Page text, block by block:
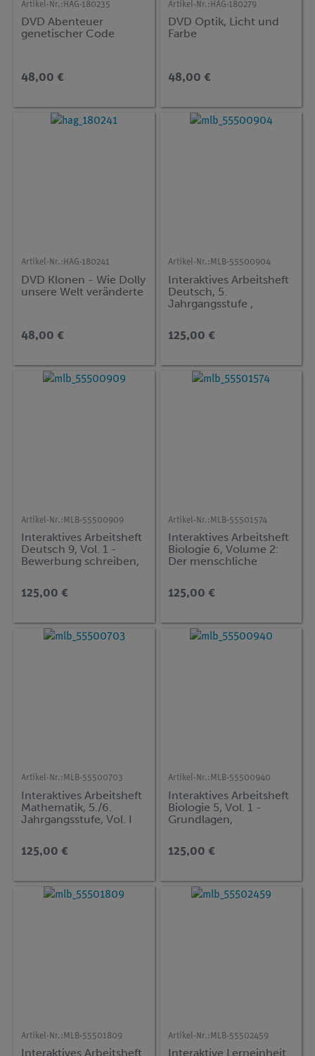
Artikel-Nr.: HAG-180235
DVD Abenteuer
genetischer Code
48,00 €
Artikel-Nr.: HAG-180279
DVD Optik, Licht und
Farbe
48,00 €
Artikel-Nr.: HAG-180241
DVD Klonen - Wie Dolly
unsere Welt veränderte
48,00 €
Artikel-Nr.: MLB-55500904
Interaktives Arbeitsheft
Deutsch, 5.
Jahrgangsstufe ,
125,00 €
Artikel-Nr.: MLB-55500909
Interaktives Arbeitsheft
Deutsch 9, Vol. 1 -
Bewerbung schreiben,
125,00 €
Artikel-Nr.: MLB-55501574
Interaktives Arbeitsheft
Biologie 6, Volume 2:
Der menschliche
125,00 €
Artikel-Nr.: MLB-55500703
Interaktives Arbeitsheft
Mathematik, 5./6.
Jahrgangsstufe, Vol. I
125,00 €
Artikel-Nr.: MLB-55500940
Interaktives Arbeitsheft
Biologie 5, Vol. 1 -
Grundlagen,
125,00 €
Artikel-Nr.: MLB-55501809
Interaktives Arbeitsheft
Artikel-Nr.: MLB-55502459
Interaktive Lerneinheit